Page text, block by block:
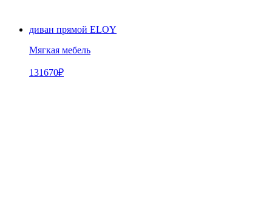
диван прямой ELOY
Мягкая мебель
131670₽